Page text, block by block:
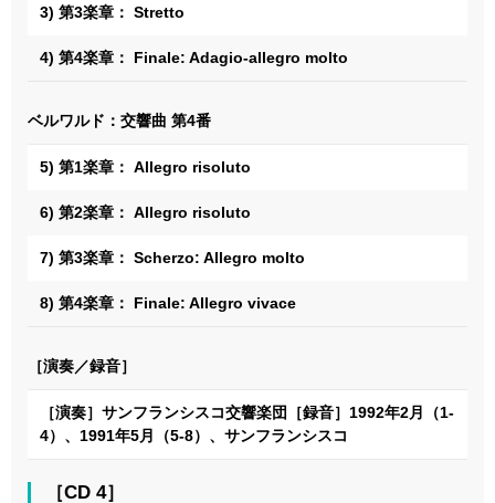
3) 第3楽章： Stretto
4) 第4楽章： Finale: Adagio-allegro molto
ベルワルド：交響曲 第4番
5) 第1楽章： Allegro risoluto
6) 第2楽章： Allegro risoluto
7) 第3楽章： Scherzo: Allegro molto
8) 第4楽章： Finale: Allegro vivace
［演奏／録音］
［演奏］サンフランシスコ交響楽団［録音］1992年2月（1-
4）、1991年5月（5-8）、サンフランシスコ
［CD 4］